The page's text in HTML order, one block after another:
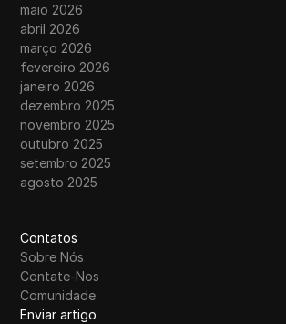
maio 2026
abril 2026
março 2026
fevereiro 2026
janeiro 2026
dezembro 2025
novembro 2025
outubro 2025
setembro 2025
agosto 2025
Contatos
Sobre Nós
Contate-Nos
Comunidade
Enviar artigo